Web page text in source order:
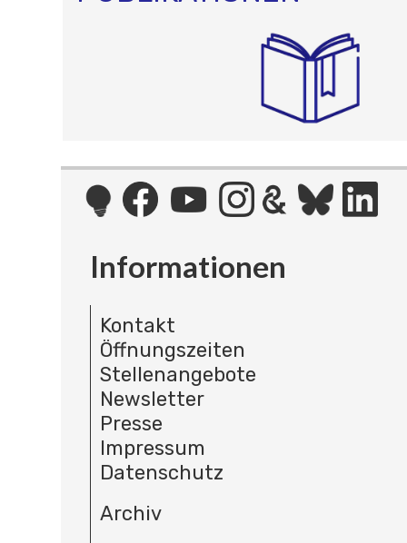
Informationen
Kontakt
Öffnungszeiten
Stellenangebote
Newsletter
Presse
Impressum
Datenschutz
Archiv